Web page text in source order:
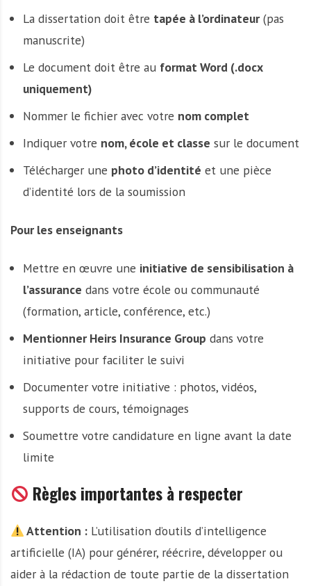
La dissertation doit être tapée à l’ordinateur(pas
manuscrite)
Le document doit être au format Word (.docx
uniquement)
Nommer le fichier avec votre nom complet
Indiquer votre nom, école et classe sur le document
Télécharger une photo d’identité et une pièce
d’identité lors de la soumission
Pour les enseignants
Mettre en œuvre une initiative de sensibilisation à
l’assurance dans votre école ou communauté
(formation, article, conférence, etc.)
Mentionner Heirs Insurance Group dans votre
initiative pour faciliter le suivi
Documenter votre initiative : photos, vidéos,
supports de cours, témoignages
Soumettre votre candidature en ligne avant la date
limite
Règles importantes à respecter
Attention : L’utilisation d’outils d’intelligence
artificielle (IA) pour générer, réécrire, développer ou
aider à la rédaction de toute partie de la dissertation